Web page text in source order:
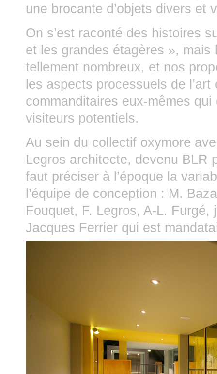
une brocante d’objets divers et
On s’est raconté des histoires
et les grandes étagères »,
tellement nombreux, et nos
les aspects processuels de
commanditaires eux-mêmes
visiteurs potentiels.
Au sein du collectif oxymore
Legros architecte, devenu BLR
faut préciser à l’époque la
l’équipe de conception : M.
Fouquet, F. Legros, A-L. Furgé,
Jacques Ferrier qui est